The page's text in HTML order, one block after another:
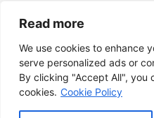
Read more
We use cookies to enhance
serve personalized ads or
By clicking "Accept All", you
cookies. Cookie Policy